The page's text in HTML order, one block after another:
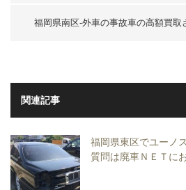
福岡県南区-外車の事故車の高額買取
関連記事
福岡県東区でユーノ
質問は廃車ＮＥＴに